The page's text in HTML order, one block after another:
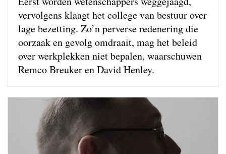
vervolgens klaagt het college van bestuur over
lage bezetting. Zo’n perverse redenering die
oorzaak en gevolg omdraait, mag het beleid
over werkplekken niet bepalen, waarschuwen
Remco Breuker en David Henley.